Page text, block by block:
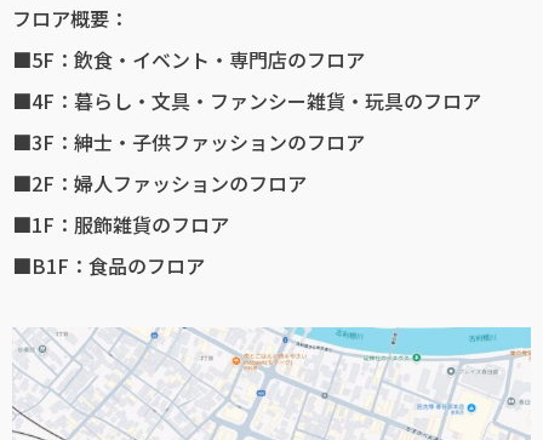
フロア概要：
■5F：飲食・イベント・専門店のフロア
■4F：暮らし・文具・ファンシー雑貨・玩具のフロア
■3F：紳士・子供ファッションのフロア
■2F：婦人ファッションのフロア
■1F：服飾雑貨のフロア
■B1F：食品のフロア